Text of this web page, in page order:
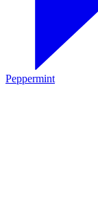
Peppermint